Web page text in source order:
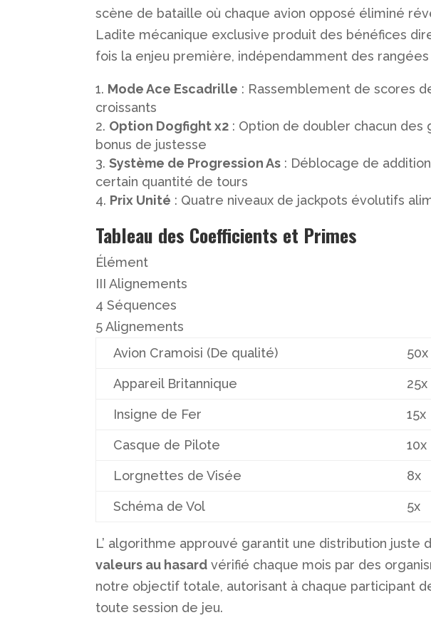
scène de bataille où chaque avion opposé éliminé
Ladite mécanique exclusive produit des bénéfices
fois la enjeu première, indépendamment des
Mode Ace Escadrille : Rassemblement de scores
croissants
Option Dogfight x2 : Option de doubler chacun des
bonus de justesse
Système de Progression As : Déblocage de
certain quantité de tours
Prix Unité : Quatre niveaux de jackpots évolutifs
Tableau des Coefficients et Primes
Élément
III Alignements
4 Séquences
5 Alignements
Avion Cramoisi (De qualité)
50x
Appareil Britannique 25x
Insigne de Fer 15x
Casque de Pilote 10x
Lorgnettes de Visée 8x
Schéma de Vol 5x
L’ algorithme approuvé garantit une distribution juste
valeurs au hasard vérifié chaque mois par des
notre objectif totale, autorisant à chaque participant
toute session de jeu.